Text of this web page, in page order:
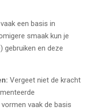
een basis in
smaak kun je
gebruiken en deze
Vergeet niet de kracht
vaak de basis